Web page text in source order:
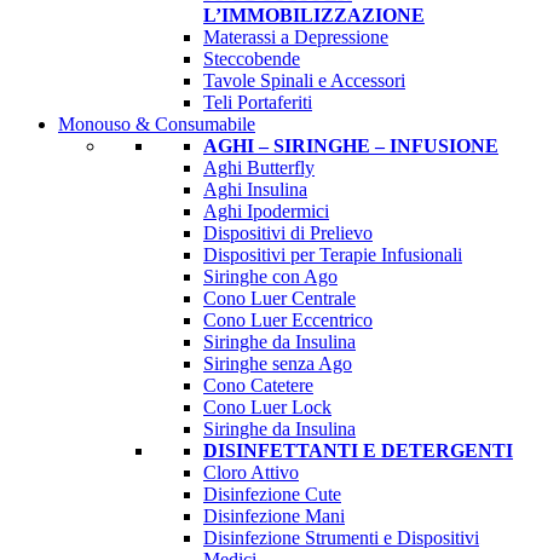
L’IMMOBILIZZAZIONE
Materassi a Depressione
Steccobende
Tavole Spinali e Accessori
Teli Portaferiti
Monouso & Consumabile
AGHI – SIRINGHE – INFUSIONE
Aghi Butterfly
Aghi Insulina
Aghi Ipodermici
Dispositivi di Prelievo
Dispositivi per Terapie Infusionali
Siringhe con Ago
Cono Luer Centrale
Cono Luer Eccentrico
Siringhe da Insulina
Siringhe senza Ago
Cono Catetere
Cono Luer Lock
Siringhe da Insulina
DISINFETTANTI E DETERGENTI
Cloro Attivo
Disinfezione Cute
Disinfezione Mani
Disinfezione Strumenti e Dispositivi